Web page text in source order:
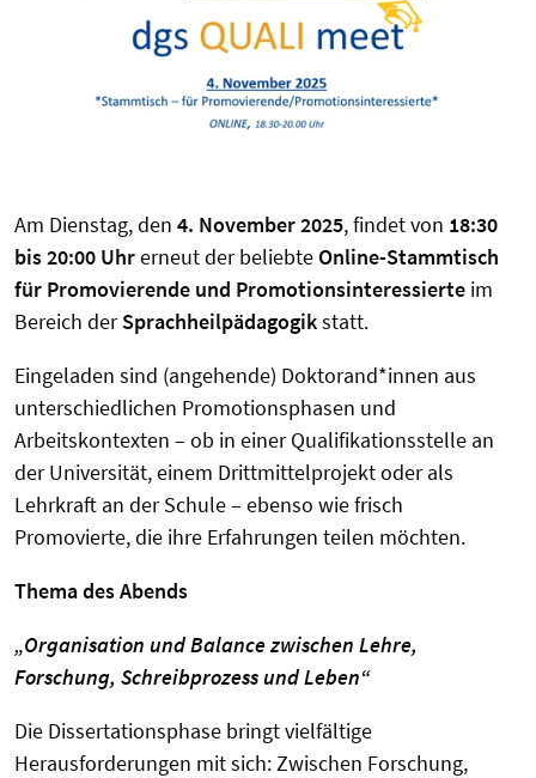
Am Dienstag, den 4. November 2025, findet von 18:30
bis 20:00 Uhrerneut der beliebte Online-Stammtisch
für Promovierende und Promotionsinteressierte im
Bereich derSprachheilpädagogikstatt.
Eingeladen sind (angehende) Doktorand*innen aus
unterschiedlichen Promotionsphasen und
Arbeitskontexten – ob in einer Qualifikationsstelle an
der Universität, einem Drittmittelprojekt oder als
Lehrkraft an der Schule – ebenso wie frisch
Promovierte, die ihre Erfahrungen teilen möchten.
Thema des Abends
„Organisation und Balance zwischen Lehre,
Forschung, Schreibprozess und Leben“
Die Dissertationsphase bringt vielfältige
Herausforderungen mit sich: Zwischen Forschung,